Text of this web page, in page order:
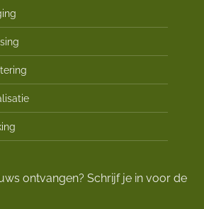
ontvangen? Schrijf je in voor de